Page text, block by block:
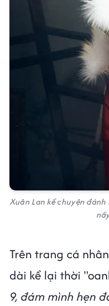
Xuân Lan kể chuyện
Trên trang cá
dài kể lại thời
9, đám mình hẹn